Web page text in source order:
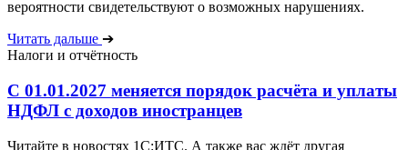
вероятности свидетельствуют о возможных нарушениях.
Читать дальше ➔
Налоги и отчётность
С 01.01.2027 меняется порядок расчёта и уплаты
НДФЛ с доходов иностранцев
Читайте в новостях 1С:ИТС. А также вас ждёт другая